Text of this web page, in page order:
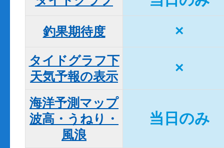
釣果期待度 ×
タイドグラフ下
天気予報の表示
×
海洋予測マップ
波高・うねり・
風浪
当日のみ